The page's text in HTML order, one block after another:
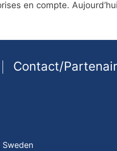
en compte.
Contact/